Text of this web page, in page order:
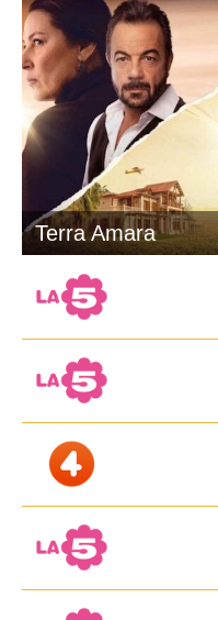
Terra Amara